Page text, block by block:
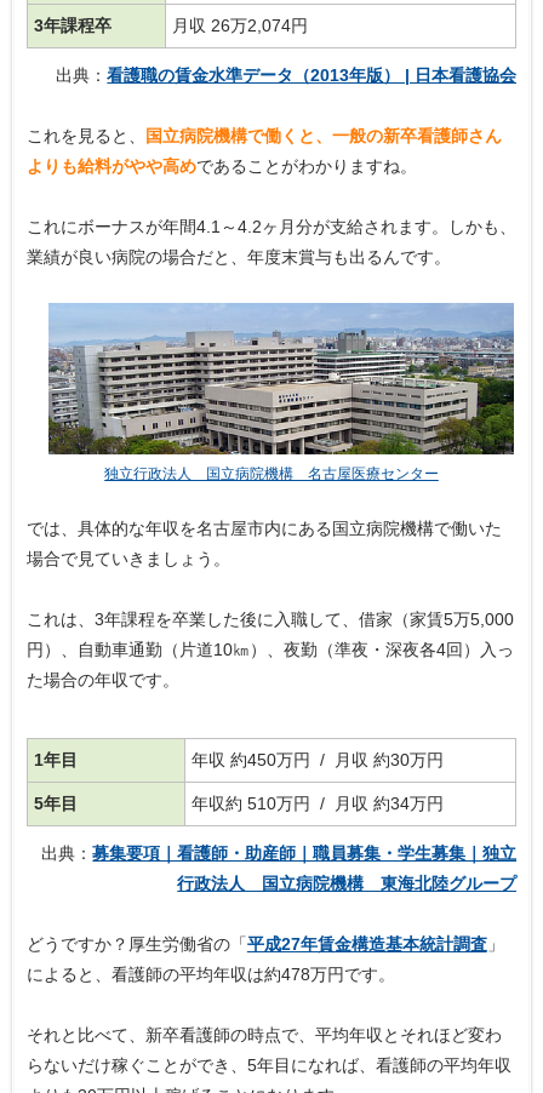
3年課程卒 月収 26万2,074円
出典：看護職の賃金水準データ（2013年版） | 日本看護協会
これを見ると、
国立病院機構で働くと、一般の新卒看護師さん
よりも給料がやや高めであることがわかりますね。
これにボーナスが年間4.1～4.2ヶ月分が支給されます。しかも、
業績が良い病院の場合だと、年度末賞与も出るんです。
独立行政法人 国立病院機構 名古屋医療センター
では、具体的な年収を名古屋市内にある国立病院機構で働いた
場合で見ていきましょう。
これは、3年課程を卒業した後に入職して、借家（家賃5万5,000
円）、自動車通勤（片道10㎞）、夜勤（準夜・深夜各4回）入っ
た場合の年収です。
1年目 年収 約450万円 / 月収 約30万円
5年目 年収約 510万円 / 月収 約34万円
出典：募集要項｜看護師・助産師｜職員募集・学生募集｜独立
行政法人 国立病院機構 東海北陸グループ
どうですか？厚生労働省の「平成27年賃金構造基本統計調査」
によると、看護師の平均年収は約478万円です。
それと比べて、新卒看護師の時点で、平均年収とそれほど変わ
らないだけ稼ぐことができ、5年目になれば、看護師の平均年収